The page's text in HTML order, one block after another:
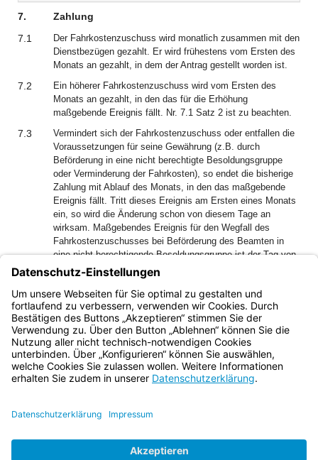
7.
Zahlung
7.1
Der Fahrkostenzuschuss wird monatlich zusammen mit den
Dienstbezügen gezahlt. Er wird frühestens vom Ersten des
Monats an gezahlt, in dem der Antrag gestellt worden ist.
7.2
Ein höherer Fahrkostenzuschuss wird vom Ersten des
Monats an gezahlt, in den das für die Erhöhung
maßgebende Ereignis fällt. Nr. 7.1 Satz 2 ist zu beachten.
7.3
Vermindert sich der Fahrkostenzuschuss oder entfallen die
Voraussetzungen für seine Gewährung (z.B. durch
Beförderung in eine nicht berechtigte Besoldungsgruppe
oder Verminderung der Fahrkosten), so endet die bisherige
Zahlung mit Ablauf des Monats, in den das maßgebende
Ereignis fällt. Tritt dieses Ereignis am Ersten eines Monats
ein, so wird die Änderung schon von diesem Tage an
wirksam. Maßgebendes Ereignis für den Wegfall des
Fahrkostenzuschusses bei Beförderung des Beamten in
eine nicht berechtigende Besoldungsgruppe ist der Tag von
dem an die höheren Bezüge zustehen.
7.4
Die Nrn. 7.2 und 7.3 gelten entsprechend bei Änderungen
der Tarifsätze des Münchner Verkehrs- und Tarifverbundes.
Bayern.de
BayernPortal
Impressum